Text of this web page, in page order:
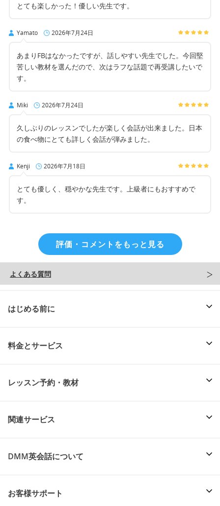
とても楽しかった！優しい先生です。
Yamato 2026年7月24日
あまりFBはなかったですが、話しやすい先生でした。今回堅
苦しい教材を選んだので、次はラフな話題で再受講したいで
す。
Miki 2026年7月24日
久しぶりのレッスンでしたが楽しく会話が出来ました。日本
の食べ物にとても詳しく会話が弾みました。
Kenji 2026年7月18日
とても優しく、穏やかな先生です。上級者にもおすすめで
す。
評価・コメントをもっと見る
よくある質問
はじめる前に
料金とサービス
レッスン予約・教材
関連サービス
DMM英会話について
お客様サポート